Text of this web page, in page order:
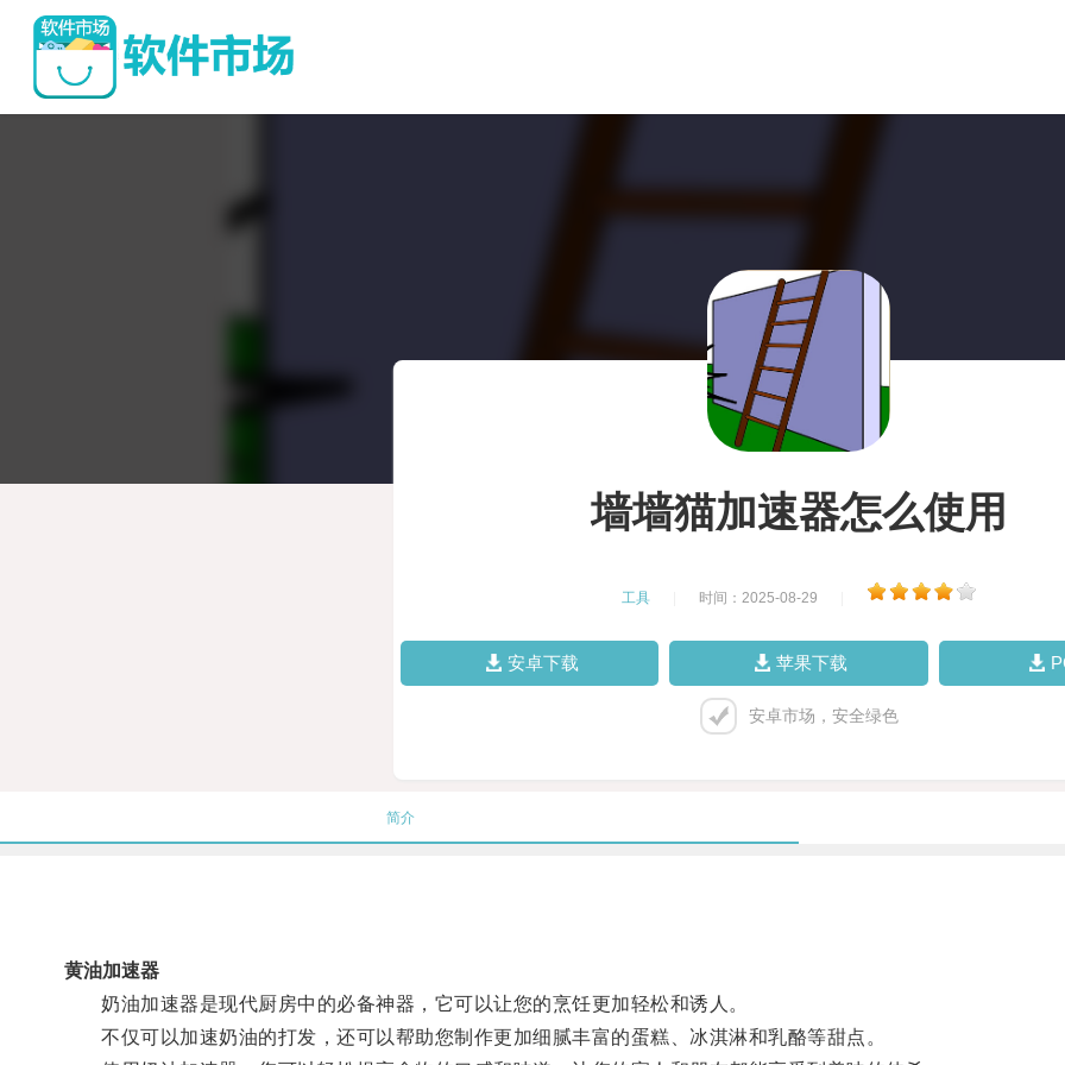
墙墙猫加速器怎么使用
工具 时间：2025-08-29
安卓下载 苹果下载
安卓市场，安全绿色
简介
黄油加速器
奶油加速器是现代厨房中的必备神器，它可以让您的烹饪更加轻松和诱人。
不仅可以加速奶油的打发，还可以帮助您制作更加细腻丰富的蛋糕、冰淇淋和乳酪等甜点。